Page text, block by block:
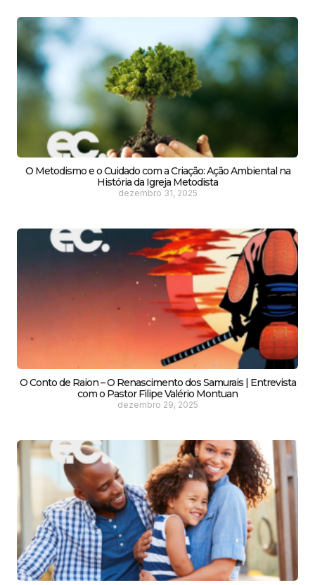
O Metodismo e o Cuidado com a Criação: Ação Ambiental na
História da Igreja Metodista
dezembro 31, 2025
O Conto de Raion – O Renascimento dos Samurais | Entrevista
com o Pastor Filipe Valério Montuan
dezembro 29, 2025